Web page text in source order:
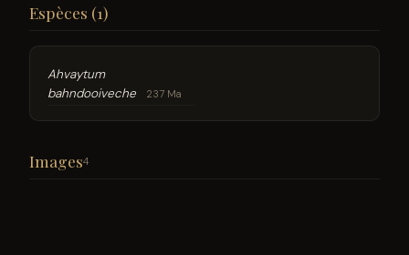
Espèces (1)
Ahvaytum
bahndooiveche
237 Ma
Images4